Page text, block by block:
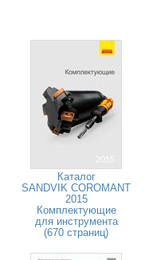
Каталог
SANDVIK COROMANT
2015
Комплектующие
для инструмента
(670 страниц)